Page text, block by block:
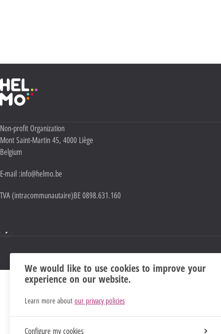
Haute École Libre Mosane
Adresse :
Non-profit Organization
Mont Saint-Martin 45, 4000 Liège
Belgium
E-mail :info@helmo.be
TVA (intracommunautaire)BE 0898.631.160
We would like to use cookies to improve your
experience on our website.
Learn more about our privacy policies
Configure my cookies